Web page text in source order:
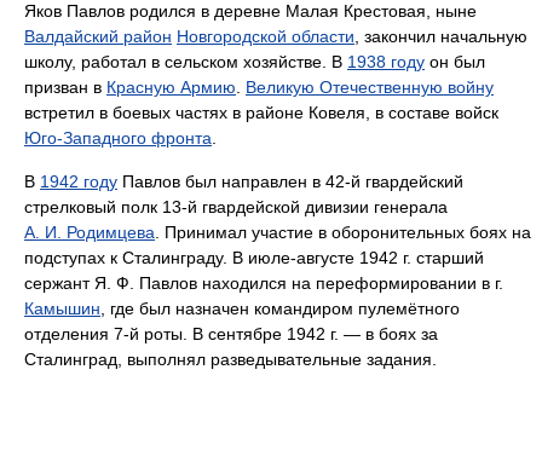
Яков Павлов родился в деревне Малая Крестовая, ныне
Валдайский район Новгородской области , закончил начальную
школу, работал в сельском хозяйстве. В 1938 году он был
призван в Красную Армию
Великую Отечественную войну
встретил в боевых частях в районе Ковеля, в составе войск
Юго-Западного фронта
В 1942 году Павлов был направлен в 42-й гвардейский
стрелковый полк 13-й гвардейской дивизии генерала
А. И. Родимцева . Принимал участие в оборонительных боях на
подступах к Сталинграду. В июле-августе 1942 г. старший
сержант Я. Ф. Павлов находился на переформировании в г.
Камышин , где был назначен командиром пулемётного
отделения 7-й роты. В сентябре 1942 г. — в боях за
Сталинград, выполнял разведывательные задания.